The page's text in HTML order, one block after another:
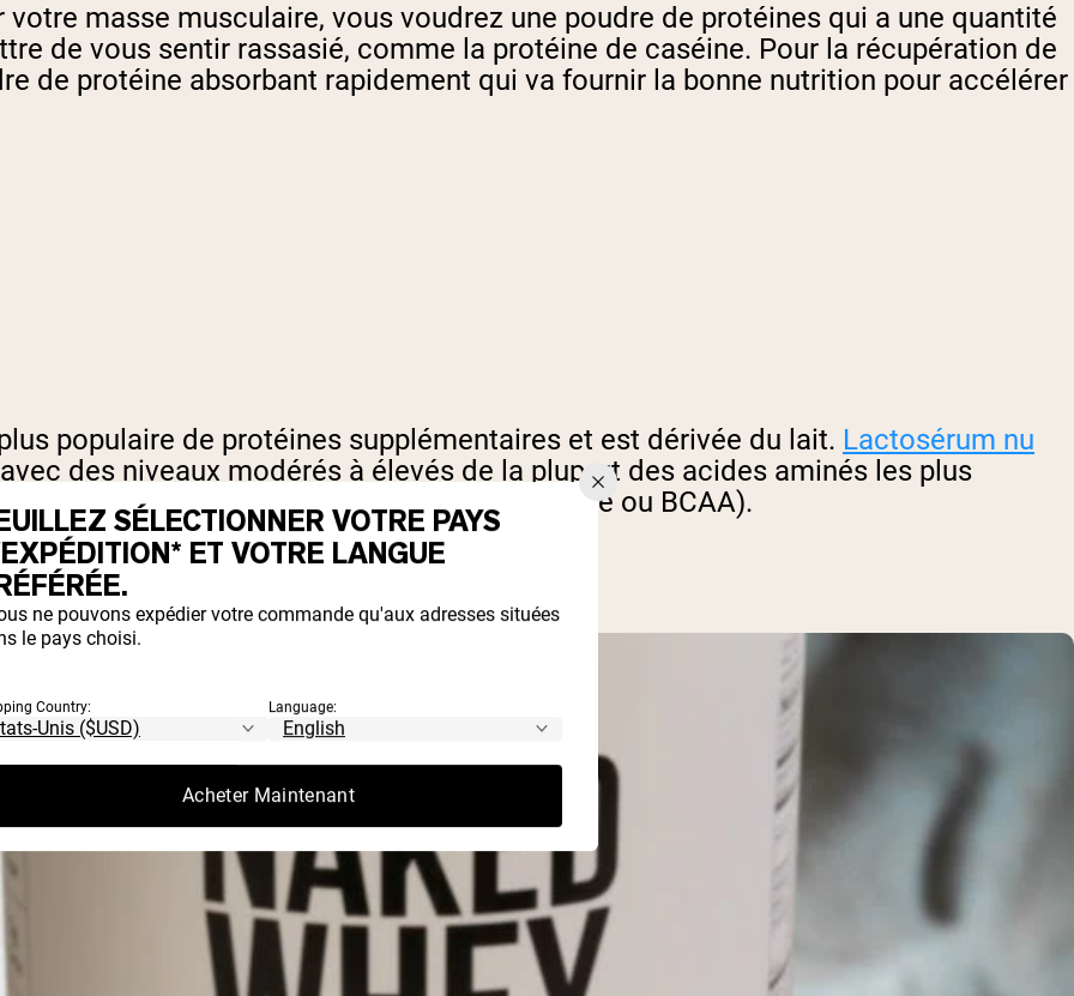
masse musculaire, vous voudrez une poudre de protéines qui a une quantité
de vous sentir rassasié, comme la protéine de caséine. Pour la récupération de
de protéine absorbant rapidement qui va fournir la bonne nutrition pour accélérer
populaire de protéines supplémentaires et est dérivée du lait. Lactosérum nu
des niveaux modérés à élevés de la plupart des acides aminés les plus
l'isoleucine (acides aminés à chaîne ramifiée ou BCAA).
SÉLECTIONNER VOTRE PAYS
ET VOTRE LANGUE
ne pouvons expédier votre commande qu'aux adresses situées
le pays choisi.
Country: Language:
Acheter Maintenant